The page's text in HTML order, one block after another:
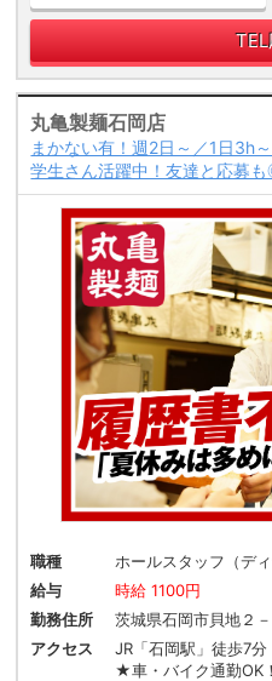
丸亀製麺石岡店
まかない有！週2日～／1日3h
学生さん活躍中！友達と応募
職種
ホールスタッフ（ディ
給与
時給 1100円
勤務住所
茨城県石岡市貝地２
アクセス
JR「石岡駅」徒歩7
★車・バイク通勤OK